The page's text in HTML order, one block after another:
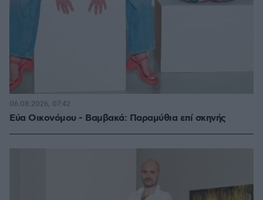
Εύα Οικονόμου - Βαμβακά: Παραμύθια επί σκηνής
06.08.2026, 07:42